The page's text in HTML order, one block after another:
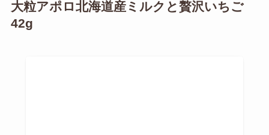
大粒アポロ北海道産ミルクと贅沢いちご
42g